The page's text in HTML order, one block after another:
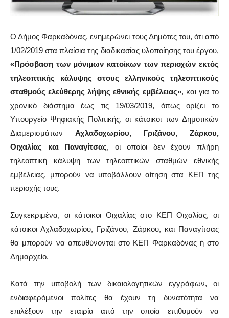
Ο Δήμος Φαρκαδόνας, ενημερώνει τους Δημότες του, ότι από
1/02/2019 στα πλαίσια της διαδικασίας υλοποίησης του έργου,
«Πρόσβαση των μόνιμων κατοίκων των περιοχών εκτός
τηλεοπτικής κάλυψης στους ελληνικούς τηλεοπτικούς
σταθμούς ελεύθερης λήψης εθνικής εμβέλειας», και για το
χρονικό διάστημα έως τις 19/03/2019, όπως ορίζει το
Υπουργείο Ψηφιακής Πολιτικής, οι κάτοικοι των Δημοτικών
Διαμερισμάτων Αχλαδοχωρίου, Γριζάνου, Ζάρκου,
Οιχαλίας και Παναγίτσας, οι οποίοι δεν έχουν πλήρη
τηλεοπτική κάλυψη των τηλεοπτικών σταθμών εθνικής
εμβέλειας, μπορούν να υποβάλλουν αίτηση στα ΚΕΠ της
περιοχής τους.
Συγκεκριμένα, οι κάτοικοι Οιχαλίας στο ΚΕΠ Οιχαλίας, οι
κάτοικοι Αχλαδοχωρίου, Γριζάνου, Ζάρκου, και Παναγίτσας
θα μπορούν να απευθύνονται στο ΚΕΠ Φαρκαδόνας ή στο
Δημαρχείο.
Κατά την υποβολή των δικαιολογητικών εγγράφων, οι
ενδιαφερόμενοι πολίτες θα έχουν τη δυνατότητα να
επιλέξουν την εταιρία από την οποία επιθυμούν να